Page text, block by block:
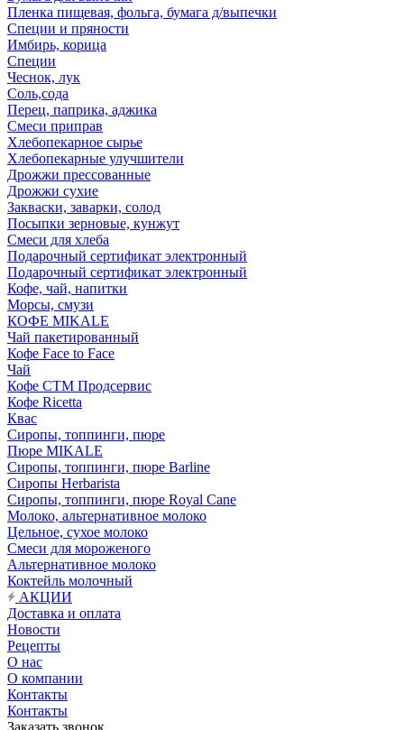
Пленка пищевая, фольга, бумага д/выпечки
Специи и пряности
Имбирь, корица
Специи
Чеснок, лук
Соль,сода
Перец, паприка, аджика
Смеси приправ
Хлебопекарное сырье
Хлебопекарные улучшители
Дрожжи прессованные
Дрожжи сухие
Закваски, заварки, солод
Посыпки зерновые, кунжут
Смеси для хлеба
Подарочный сертификат электронный
Подарочный сертификат электронный
Кофе, чай, напитки
Морсы, смузи
КОФЕ MIKALE
Чай пакетированный
Кофе Face to Face
Чай
Кофе СТМ Продсервис
Кофе Ricetta
Квас
Сиропы, топпинги, пюре
Пюре MIKALE
Сиропы, топпинги, пюре Barline
Сиропы Herbarista
Сиропы, топпинги, пюре Royal Cane
Молоко, альтернативное молоко
Цельное, сухое молоко
Смеси для мороженого
Альтернативное молоко
Коктейль молочный
АКЦИИ
Доставка и оплата
Новости
Рецепты
О нас
О компании
Контакты
Контакты
Заказать звонок